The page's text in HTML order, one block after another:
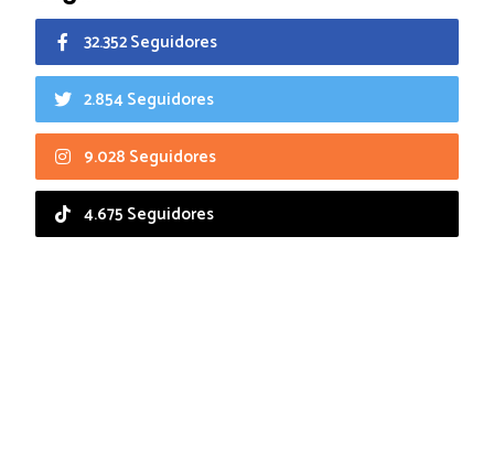
32.352 Seguidores
2.854 Seguidores
9.028 Seguidores
4.675 Seguidores